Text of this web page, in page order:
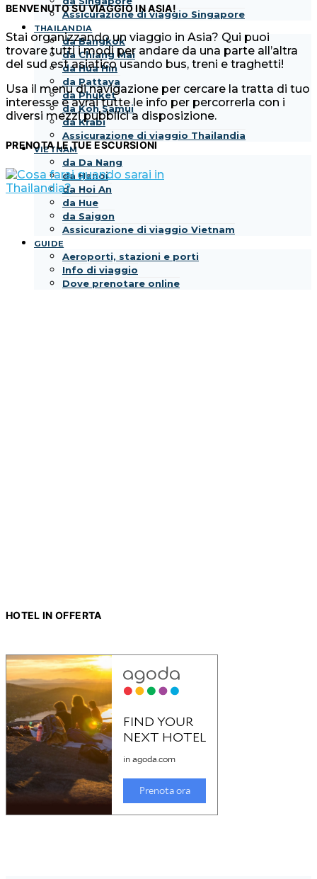
Assicurazione di viaggio Singapore
THAILANDIA
da Bangkok
da Chiang Mai
da Hua Hin
da Pattaya
da Phuket
da Koh Samui
da Krabi
Assicurazione di viaggio Thailandia
VIETNAM
da Da Nang
da Hanoi
da Hoi An
da Hue
da Saigon
Assicurazione di viaggio Vietnam
GUIDE
Aeroporti, stazioni e porti
Info di viaggio
Dove prenotare online
BENVENUTO SU VIAGGIO IN ASIA!
Stai organizzando un viaggio in Asia? Qui puoi
trovare tutti i modi per andare da una parte all’altra
del sud est asiatico usando bus, treni e traghetti!
Usa il menu di navigazione per cercare la tratta di tuo
interesse e avrai tutte le info per percorrerla con i
diversi mezzi pubblici a disposizione.
PRENOTA LE TUE ESCURSIONI
HOTEL IN OFFERTA